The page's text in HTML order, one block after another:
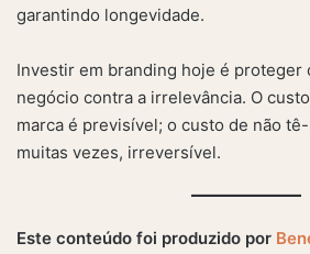
garantindo longevidade.
Investir em branding hoje é proteger
negócio contra a irrelevância. O
marca é previsível; o custo de não
muitas vezes, irreversível.
Este conteúdo foi produzido por